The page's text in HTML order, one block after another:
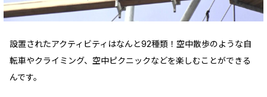
設置されたアクティビティはなんと92種類！空中散歩のような自
転車やクライミング、空中ピクニックなどを楽しむことができる
んです。